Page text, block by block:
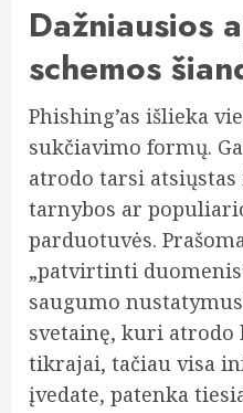
Dažniausios
schemos
Phishing’as išlieka
sukčiavimo formų.
atrodo tarsi atsiųstas
tarnybos ar
parduotuvės.
„patvirtinti
saugumo
svetainę, kuri atrodo
tikrajai, tačiau visa
įvedate, patenka